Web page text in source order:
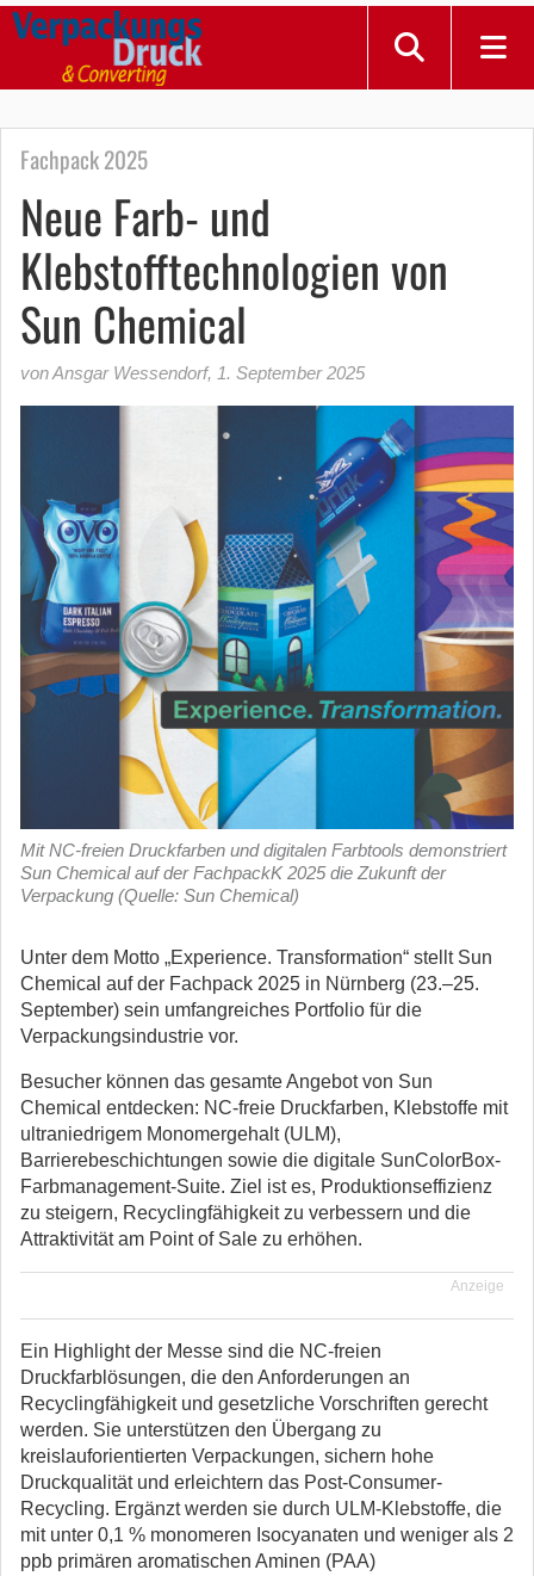
Fachpack 2025
Neue Farb- und
Klebstofftechnologien von
Sun Chemical
von Ansgar Wessendorf, 1. September 2025
Mit NC-freien Druckfarben und digitalen Farbtools demonstriert
Sun Chemical auf der FachpackK 2025 die Zukunft der
Verpackung (Quelle: Sun Chemical)
Unter dem Motto „Experience. Transformation“ stellt Sun
Chemical auf der Fachpack 2025 in Nürnberg (23.–25.
September) sein umfangreiches Portfolio für die
Verpackungsindustrie vor.
Besucher können das gesamte Angebot von Sun
Chemical entdecken: NC-freie Druckfarben, Klebstoffe mit
ultraniedrigem Monomergehalt (ULM),
Barrierebeschichtungen sowie die digitale SunColorBox-
Farbmanagement-Suite. Ziel ist es, Produktionseffizienz
zu steigern, Recyclingfähigkeit zu verbessern und die
Attraktivität am Point of Sale zu erhöhen.
Anzeige
Ein Highlight der Messe sind die NC-freien
Druckfarblösungen, die den Anforderungen an
Recyclingfähigkeit und gesetzliche Vorschriften gerecht
werden. Sie unterstützen den Übergang zu
kreislauforientierten Verpackungen, sichern hohe
Druckqualität und erleichtern das Post-Consumer-
Recycling. Ergänzt werden sie durch ULM-Klebstoffe, die
mit unter 0,1 % monomeren Isocyanaten und weniger als 2
ppb primären aromatischen Aminen (PAA)